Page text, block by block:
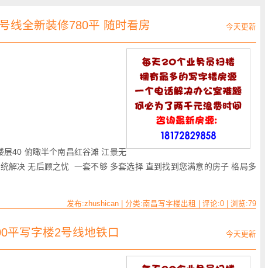
今天更新
线全新装修780平 随时看房
40 俯瞰半个南昌红谷滩 江景无
解决 无后顾之忧 一套不够 多套选择 直到找到您满意的房子 格局多
发布:zhushican | 分类:南昌写字楼出租 | 评论:0 | 浏览: 79
今天更新
平写字楼2号线地铁口